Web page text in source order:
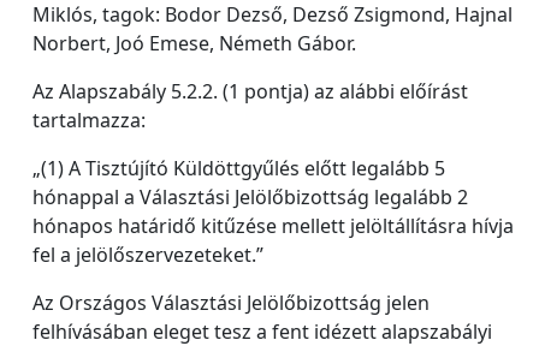
Miklós, tagok: Bodor Dezső, Dezső Zsigmond, Hajnal
Norbert, Joó Emese, Németh Gábor.
Az Alapszabály 5.2.2. (1 pontja) az alábbi előírást
tartalmazza:
„(1) A Tisztújító Küldöttgyűlés előtt legalább 5
hónappal a Választási Jelölőbizottság legalább 2
hónapos határidő kitűzése mellett jelöltállításra hívja
fel a jelölőszervezeteket.”
Az Országos Választási Jelölőbizottság jelen
felhívásában eleget tesz a fent idézett alapszabályi